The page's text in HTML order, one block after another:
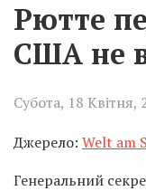
Рютте
США не
Субота, 18 Квітня,
Джерело: Welt am
Генеральний